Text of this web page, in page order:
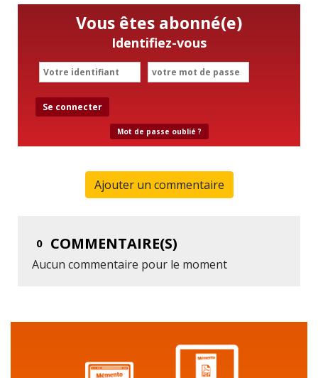
Vous êtes abonné(e)
Identifiez-vous
Se connecter
Mot de passe oublié ?
Ajouter un commentaire
0 COMMENTAIRE(S)
Aucun commentaire pour le moment